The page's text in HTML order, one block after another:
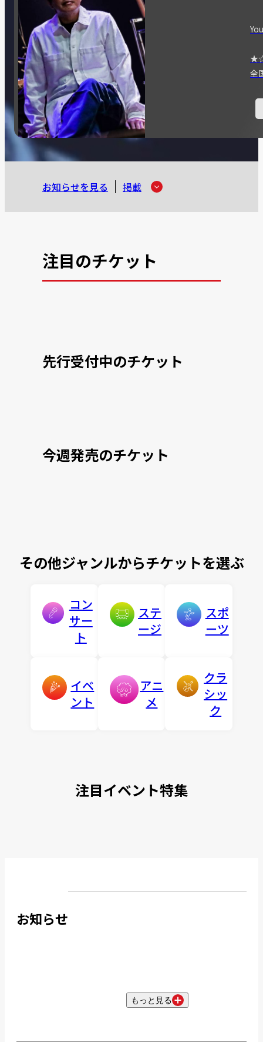
全
お知らせを見る 掲載
注目のチケット
先行受付中のチケット
今週発売のチケット
その他ジャンルからチケットを選ぶ
コン
サー
ト
ステ
ージ
スポ
ーツ
イベ
ント
アニ
メ
クラ
シッ
ク
注目イベント特集
お知らせ
もっと見る